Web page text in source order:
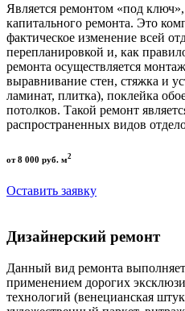
Является ремонтом «под
капитального ремонта. Это
фактическое изменение всей
перепланировкой и, как
ремонта осуществляется
выравнивание стен, стяжка и
ламинат, плитка), поклейка
потолков. Такой ремонт
распространенных видов
от 8 000 руб. м2
Оставить заявку
Дизайнерский ремонт
Данный вид ремонта
применением дорогих
технологий (венецианская